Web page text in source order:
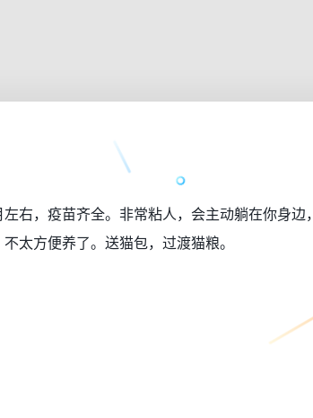
右，疫苗齐全。非常粘人，会主动躺在你身
太方便养了。送猫包，过渡猫粮。